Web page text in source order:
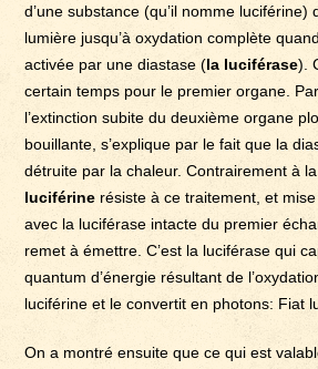
d’une substance (qu’il nomme luciférine)
lumière jusqu’à oxydation complète
activée par une diastase (la luciférase).
certain temps pour le premier organe.
l’extinction subite du deuxième organe
bouillante, s’explique par le fait que la
détruite par la chaleur. Contrairement à
luciférine résiste à ce traitement, et
avec la luciférase intacte du premier
remet à émettre. C’est la luciférase qui
quantum d’énergie résultant de
luciférine et le convertit en photons: Fiat
On a montré ensuite que ce qui est